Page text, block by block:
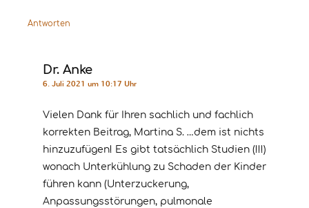
Antworten
Dr. Anke
6. Juli 2021 um 10:17 Uhr
Vielen Dank für Ihren sachlich und fachlich
korrekten Beitrag, Martina S. …dem ist nichts
hinzuzufügen! Es gibt tatsächlich Studien (!!!)
wonach Unterkühlung zu Schaden der Kinder
führen kann (Unterzuckerung,
Anpassungsstörungen, pulmonale